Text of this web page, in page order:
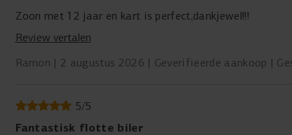
Zoon met 12 jaar en kart is perfect,dankjewel!!!
Review vertalen
Ramon
2 augustus 2026 Geverifieerde aankoop
5/5
Fantastisk flotte biler